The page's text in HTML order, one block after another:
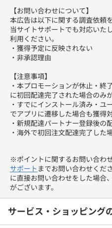
【お問い合わせについて】
本広告は以下に関する調査依頼
当サイトサポートでも対応いた
利用ください。
・獲得予定に反映されない
・非承認理由
【注意事項】
・本プロモーションが休止・終
に初回配達完了された場合のみ
・すでにインストール済み・ユ
でアプリに遷移した場合も獲得
・新規配達パートナー登録後の
・海外で初回注文配達完了した
※ポイントに関するお問い合わせ
サポート までお問い合わせくだ
に直接お問い合わせをした場合
がございます。
サービス・ショッピング